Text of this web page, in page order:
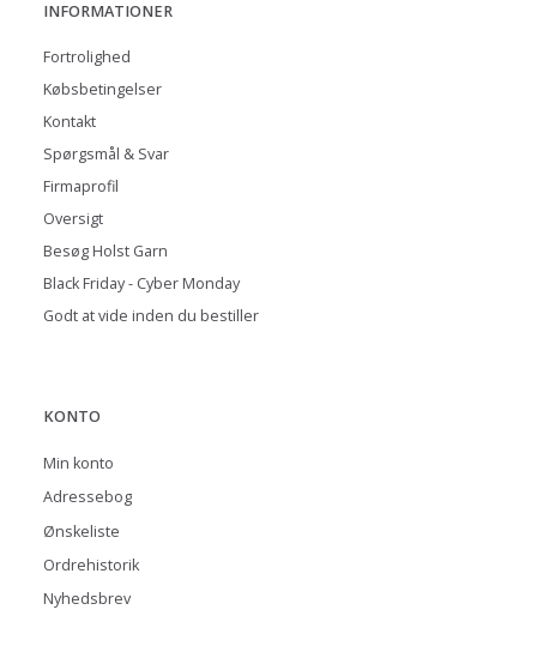
INFORMATIONER
Fortrolighed
Købsbetingelser
Kontakt
Spørgsmål & Svar
Firmaprofil
Oversigt
Besøg Holst Garn
Black Friday - Cyber Monday
Godt at vide inden du bestiller
KONTO
Min konto
Adressebog
Ønskeliste
Ordrehistorik
Nyhedsbrev